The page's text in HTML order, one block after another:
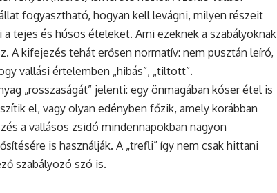
fogyasztható, hogyan kell levágni, milyen részeit
tejes és húsos ételeket. Ami ezeknek a szabályoknak
A kifejezés tehát erősen normatív: nem pusztán leíró,
vallási értelemben „hibás”, „tiltott”.
„rosszaságát” jelenti: egy önmagában kóser étel is
el, vagy olyan edényben főzik, amely korábban
a vallásos zsidó mindennapokban nagyon
is használják. A „trefli” így nem csak hittani
szabályozó szó is.